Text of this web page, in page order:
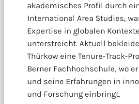
akademisches Profil durch
International Area Studies,
Expertise in globalen
unterstreicht. Aktuell
Thürkow eine Tenure-Track-
Berner Fachhochschule, wo
und seine Erfahrungen in
und Forschung einbringt.